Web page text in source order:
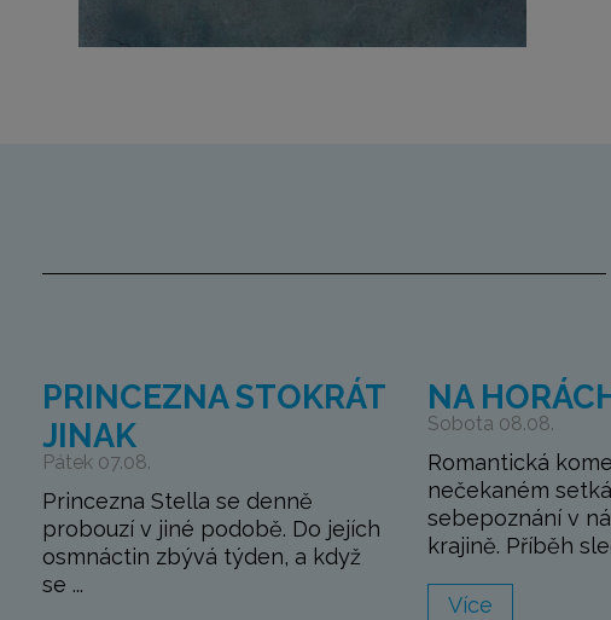
PRINCEZNA STOKRÁT
JINAK
Pátek 07.08.
Princezna Stella se denně
probouzí v jiné podobě. Do jejích
osmnáctin zbývá týden, a když
se ...
NA
Sobota 08.08.
Romantická
nečekaném
sebepoznání v
krajině. Příběh
Více